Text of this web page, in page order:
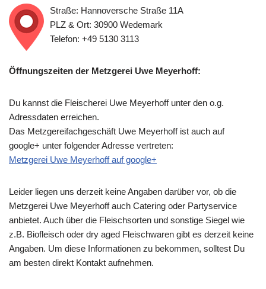
Straße: Hannoversche Straße 11A
PLZ & Ort: 30900 Wedemark
Telefon: +49 5130 3113
Öffnungszeiten der Metzgerei Uwe Meyerhoff:
Du kannst die Fleischerei Uwe Meyerhoff unter den o.g.
Adressdaten erreichen.
Das Metzgereifachgeschäft Uwe Meyerhoff ist auch auf
google+ unter folgender Adresse vertreten:
Metzgerei Uwe Meyerhoff auf google+
Leider liegen uns derzeit keine Angaben darüber vor, ob die
Metzgerei Uwe Meyerhoffauch Catering oder Partyservice
anbietet. Auch über die Fleischsorten und sonstige Siegel wie
z.B. Biofleisch oder dry aged Fleischwaren gibt es derzeit keine
Angaben. Um diese Informationen zu bekommen, solltest Du
am besten direkt Kontakt aufnehmen.